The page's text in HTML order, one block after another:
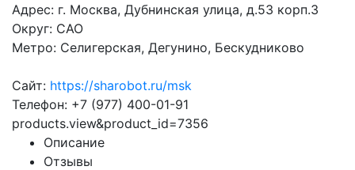
Адрес: г. Москва, Дубнинская улица, д.53 корп.3
Округ: САО
Метро: Селигерская, Дегунино, Бескудниково
Сайт: https://sharobot.ru/msk
Телефон: +7 (977) 400-01-91
products.view&product_id=7356
Описание
Отзывы